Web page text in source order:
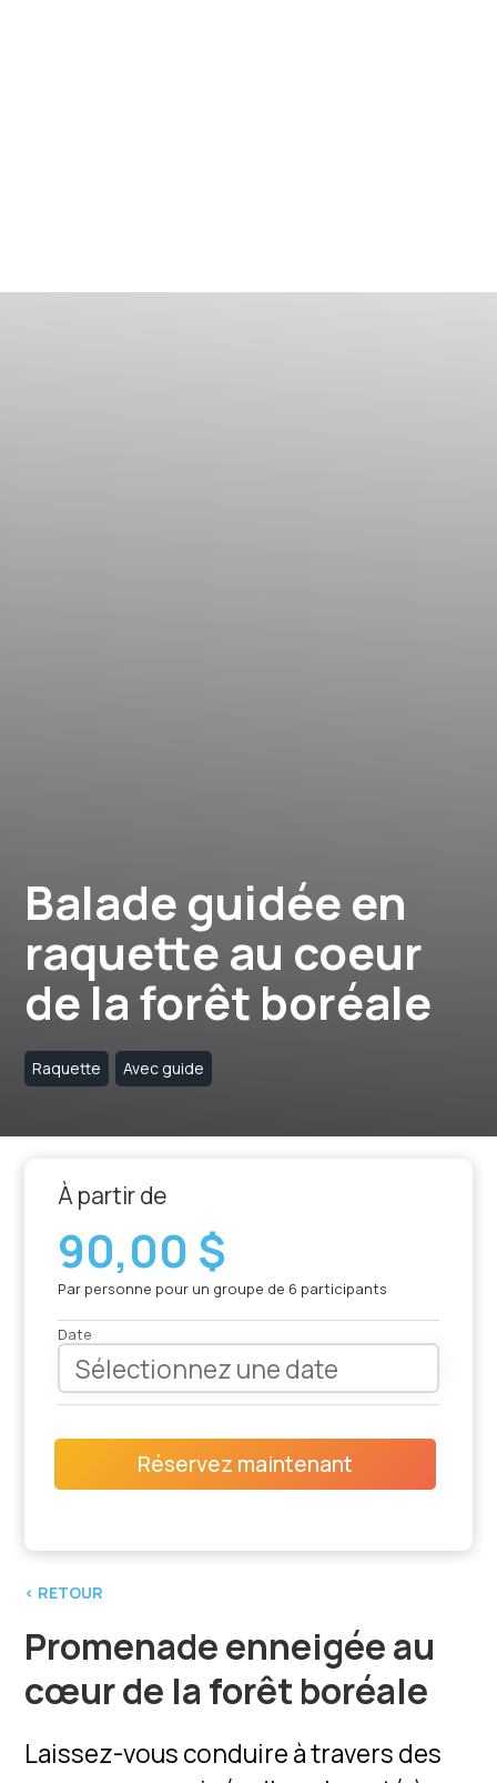
Balade guidée en
raquette au coeur
de la forêt boréale
Raquette Avec guide
‹ RETOUR
Promenade enneigée au
cœur de la forêt boréale
Laissez-vous conduire à travers des
À partir de
90,00 $
Par personne pour un groupe de 6 participants
Date
Réservez maintenant